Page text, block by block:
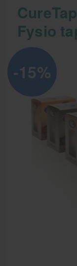
Kinesiotape
Sporttape
Bandages en
Fysio
-15%